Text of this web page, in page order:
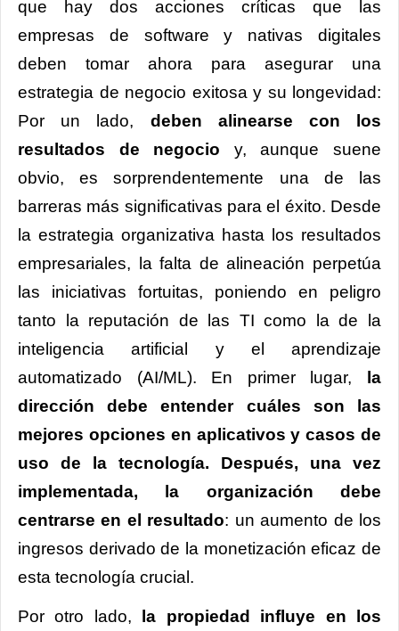
que hay dos acciones críticas que las
empresas de software y nativas digitales
deben tomar ahora para asegurar una
estrategia de negocio exitosa y su longevidad:
Por un lado, deben alinearse con los
resultados de negocio y, aunque suene
obvio, es sorprendentemente una de las
barreras más significativas para el éxito. Desde
la estrategia organizativa hasta los resultados
empresariales, la falta de alineación perpetúa
las iniciativas fortuitas, poniendo en peligro
tanto la reputación de las TI como la de la
inteligencia artificial y el aprendizaje
automatizado (AI/ML). En primer lugar, la
dirección debe entender cuáles son las
mejores opciones en aplicativos y casos de
uso de la tecnología. Después, una vez
implementada, la organización debe
centrarse en el resultado: un aumento de los
ingresos derivado de la monetización eficaz de
esta tecnología crucial.
Por otro lado, la propiedad influye en los